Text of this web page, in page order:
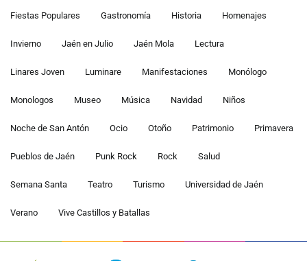
Fiestas Populares Gastronomía Historia Homenajes
Invierno Jaén en Julio Jaén Mola Lectura
Linares Joven Luminare Manifestaciones Monólogo
Monologos Museo Música Navidad Niños
Noche de San Antón Ocio Otoño Patrimonio Primavera
Pueblos de Jaén Punk Rock Rock Salud
Semana Santa Teatro Turismo Universidad de Jaén
Verano Vive Castillos y Batallas